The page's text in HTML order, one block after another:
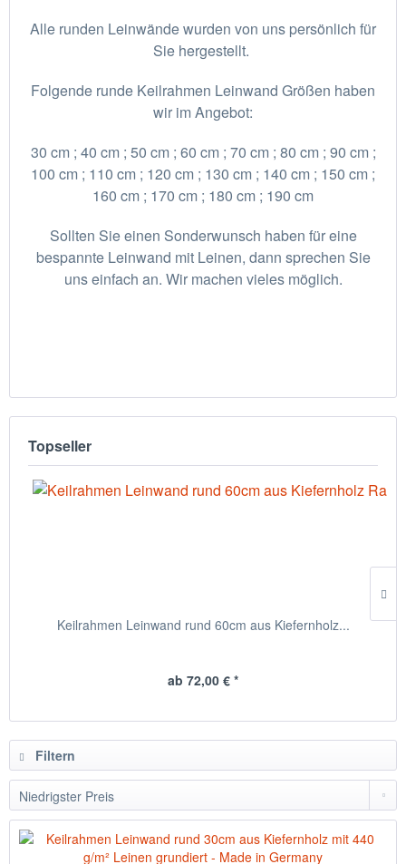
Alle runden Leinwände wurden von uns persönlich für
Sie hergestellt.
Folgende runde Keilrahmen Leinwand Größen haben
wir im Angebot:
30 cm ; 40 cm ; 50 cm ; 60 cm ; 70 cm ; 80 cm ; 90 cm ;
100 cm ; 110 cm ; 120 cm ; 130 cm ; 140 cm ; 150 cm ;
160 cm ; 170 cm ; 180 cm ; 190 cm
Sollten Sie einen Sonderwunsch haben für eine
bespannte Leinwand mit Leinen, dann sprechen Sie
uns einfach an. Wir machen vieles möglich.
Topseller
Keilrahmen Leinwand rund 60cm aus Kiefernholz...
ab 72,00 € *
Filtern